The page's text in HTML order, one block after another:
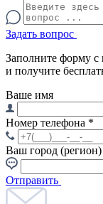
Задать вопрос
Заполните форму
и получите
Ваше имя
Номер телефона *
Ваш город (регион)
Отправить